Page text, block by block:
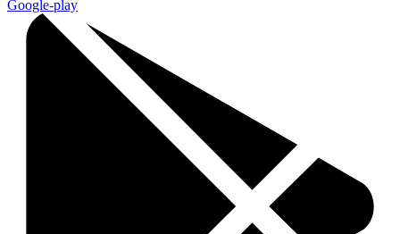
Google-play